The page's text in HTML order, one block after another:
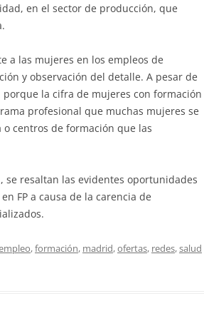
en el sector de producción, que
a las mujeres en los empleos de
y observación del detalle. A pesar de
la cifra de mujeres con formación
profesional que muchas mujeres se
centros de formación que las
se resaltan las evidentes oportunidades
FP a causa de la carencia de
,formación, madrid,ofertas, redes,salud